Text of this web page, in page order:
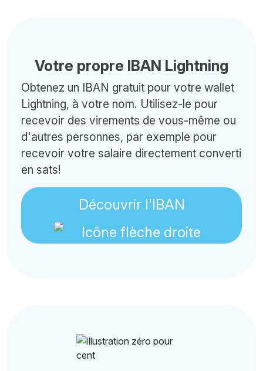
Votre propre IBAN Lightning
Obtenez un IBAN gratuit pour votre wallet
Lightning, à votre nom. Utilisez-le pour
recevoir des virements de vous-même ou
d'autres personnes, par exemple pour
recevoir votre salaire directement converti
en sats!
Découvrir l'IBAN